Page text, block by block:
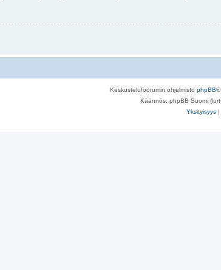
Keskustelufoorumin ohjelmisto phpBB®
Käännös: phpBB Suomi
Yksityisyys |